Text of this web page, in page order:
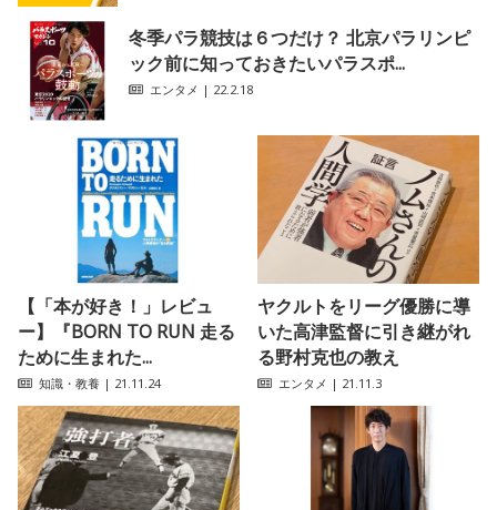
冬季パラ競技は６つだけ？ 北京パラリンピ
ック前に知っておきたいパラスポ...
エンタメ | 22.2.18
【「本が好き！」レビュ
ー】『BORN TO RUN 走る
ために生まれた...
知識・教養 | 21.11.24
ヤクルトをリーグ優勝に導
いた高津監督に引き継がれ
る野村克也の教え
エンタメ | 21.11.3